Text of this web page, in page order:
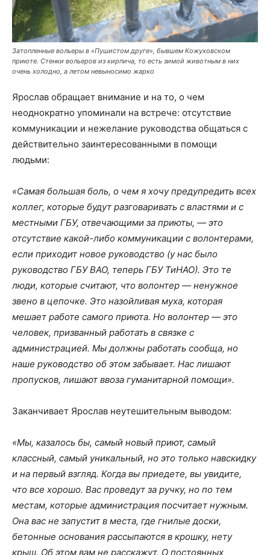
Затопленные вольеры в «Пушистом друге», бывшем Кожуховском
приюте. Стенки вольеров из кирпича, то есть зимой животным в них
очень холодно, а летом невыносимо жарко
Ярослав обращает внимание и на то, о чем
неоднократно упоминали на встрече: отсутствие
коммуникации и нежелание руководства общаться с
действительно заинтересованными в помощи
людьми:
«Самая большая боль, о чем я хочу предупредить всех
коллег, которые будут разговаривать с властями и с
местными ГБУ, отвечающими за приюты, — это
отсутствие какой-либо коммуникации с волонтерами,
если приходит новое руководство (у нас было
руководство ГБУ ВАО, теперь ГБУ ТиНАО). Это те
люди, которые считают, что волонтер — ненужное
звено в цепочке. Это назойливая муха, которая
мешает работе самого приюта. Но волонтер — это
человек, призванный работать в связке с
администрацией. Мы должны работать сообща, но
наше руководство об этом забывает. Нас лишают
пропусков, лишают ввоза гуманитарной помощи».
Заканчивает Ярослав неутешительным выводом:
«Мы, казалось бы, самый новый приют, самый
классный, самый уникальный, но это только навскидку
и на первый взгляд. Когда вы приедете, вы увидите,
что все хорошо. Вас проведут за ручку, но по тем
местам, которые администрация посчитает нужным.
Она вас не запустит в места, где гнилые доски,
бетонные основания рассыпаются в крошку, нету
крыш. Об этом вам не расскажут. О постоянных